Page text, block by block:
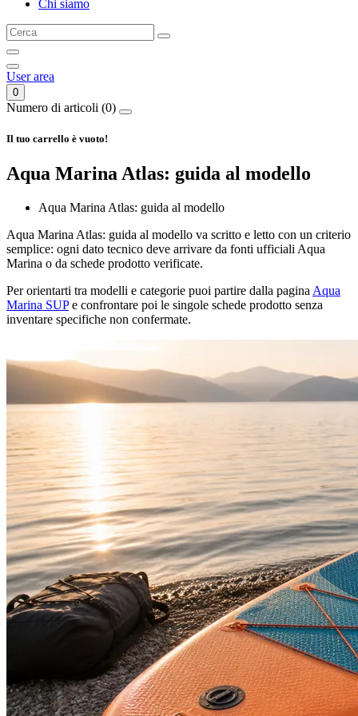
Leash di sicurezza
Canotti
Pagaie
Gommoni
Chi siamo
User area
0
Numero di articoli (0)
Il tuo carrello è vuoto!
Aqua Marina Atlas: guida al modello
Aqua Marina Atlas: guida al modello
Aqua Marina Atlas: guida al modello va scritto e letto con un criterio
semplice: ogni dato tecnico deve arrivare da fonti ufficiali Aqua
Marina o da schede prodotto verificate.
Per orientarti tra modelli e categorie puoi partire dalla pagina Aqua
Marina SUPe confrontare poi le singole schede prodotto senza
inventare specifiche non confermate.